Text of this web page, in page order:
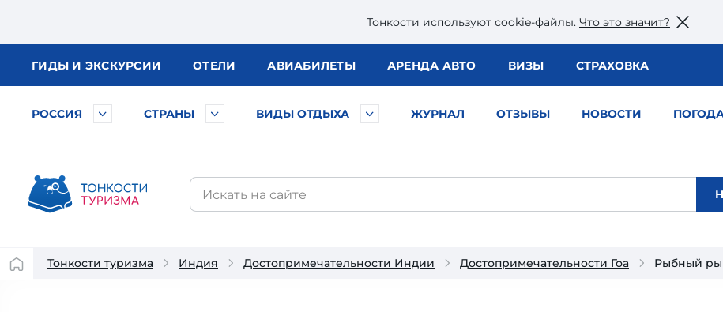
Тонкости используют сookie-файлы. Что это значит?
ГИДЫ И ЭКСКУРСИИ ОТЕЛИ АВИАБИЛЕТЫ АРЕНДА АВТО ВИЗЫ СТРАХОВКА
РОССИЯ СТРАНЫ ВИДЫ ОТДЫХА ЖУРНАЛ ОТЗЫВЫ НОВОСТИ
Тонкости туризма Индия Достопримечательности Индии Достопримечательности Гоа Рыбный